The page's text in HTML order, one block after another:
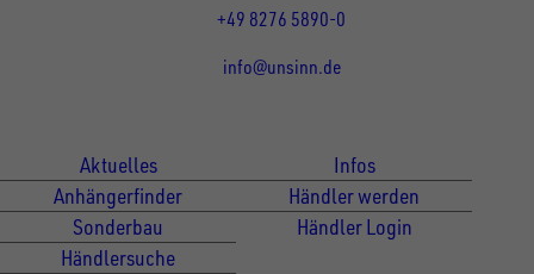
+49 8276 5890-0
info@unsinn.de
Aktuelles
Anhängerfinder
Sonderbau
Händlersuche
Infos
Händler werden
Händler Login